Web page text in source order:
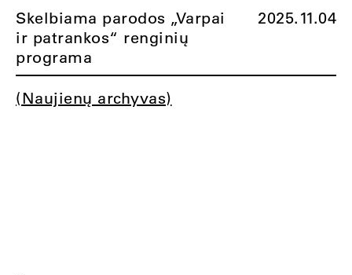
Skelbiama parodos „Varpai
ir patrankos“ renginių
programa
2025.11.04
(Naujienų archyvas)